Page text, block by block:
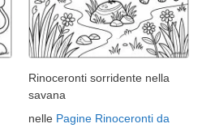
Rinoceronti sorridente nella
savana
nelle Pagine Rinoceronti da